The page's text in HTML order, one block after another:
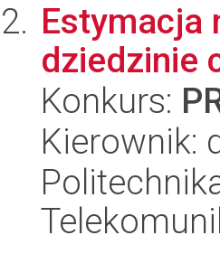
Estymacja
dziedzinie
Konkurs:
Kierownik: